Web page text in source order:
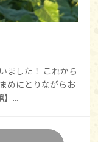
ました！ これから
めにとりながらお
...